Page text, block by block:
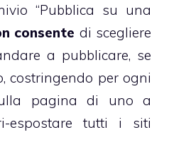
“Pubblica su una
consente di scegliere
a pubblicare, se
costringendo per ogni
pagina di uno a
espostare tutti i siti